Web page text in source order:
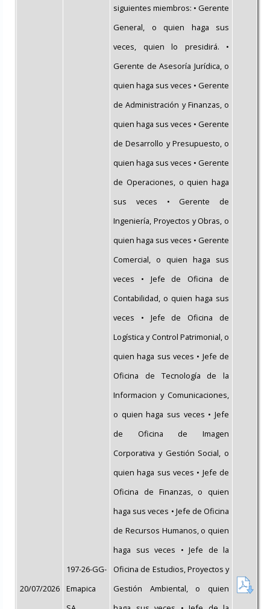
20/07/2026
197-26-GG-
Emapica
siguientes miembros: • Gerente
General, o quien haga sus
veces, quien lo presidirá. •
Gerente de Asesoría Jurídica, o
quien haga sus veces • Gerente
de Administración y Finanzas, o
quien haga sus veces • Gerente
de Desarrollo y Presupuesto, o
quien haga sus veces • Gerente
de Operaciones, o quien haga
sus veces • Gerente de
Ingeniería, Proyectos y Obras, o
quien haga sus veces • Gerente
Comercial, o quien haga sus
veces • Jefe de Oficina de
Contabilidad, o quien haga sus
veces • Jefe de Oficina de
Logística y Control Patrimonial, o
quien haga sus veces • Jefe de
Oficina de Tecnología de la
Informacion y Comunicaciones,
o quien haga sus veces • Jefe
de Oficina de Imagen
Corporativa y Gestión Social, o
quien haga sus veces • Jefe de
Oficina de Finanzas, o quien
haga sus veces • Jefe de Oficina
de Recursos Humanos, o quien
haga sus veces • Jefe de la
Oficina de Estudios, Proyectos y
Gestión Ambiental, o quien